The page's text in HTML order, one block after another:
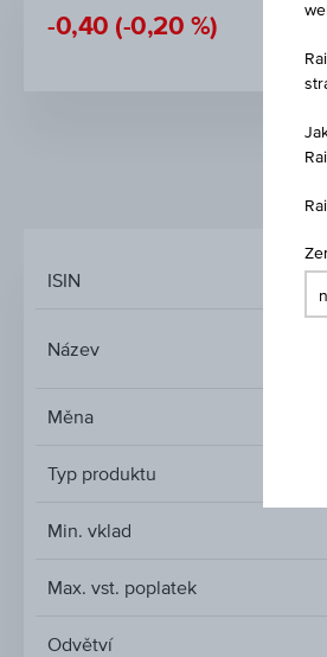
-0,40 (-0,20 %)
ISIN
Název
Měna
Typ produktu
Min. vklad
Max. vst. poplatek
Odvětví